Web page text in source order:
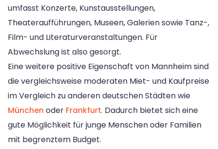
umfasst Konzerte, Kunstausstellungen,
Theateraufführungen, Museen, Galerien sowie Tanz-,
Film- und Literaturveranstaltungen. Für
Abwechslung ist also gesorgt.
Eine weitere positive Eigenschaft von Mannheim sind
die vergleichsweise moderaten Miet- und Kaufpreise
im Vergleich zu anderen deutschen Städten wie
München oder Frankfurt. Dadurch bietet sich eine
gute Möglichkeit für junge Menschen oder Familien
mit begrenztem Budget.